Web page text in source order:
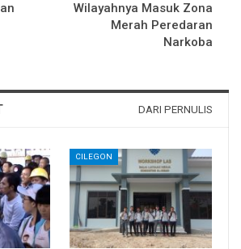
Wilayahnya Masuk Zona
Merah Peredaran
Narkoba
DARI PERNULIS
CILEGON